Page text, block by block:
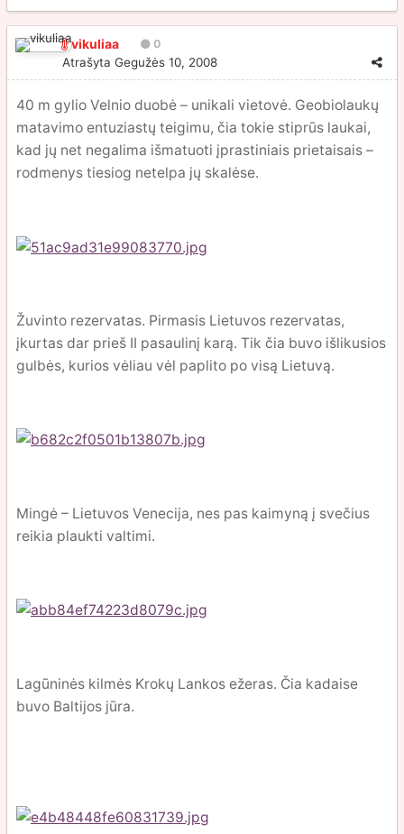
vikuliaa 0
Atrašyta Gegužės 10, 2008
40 m gylio Velnio duobė – unikali vietovė. Geobiolaukų
matavimo entuziastų teigimu, čia tokie stiprūs laukai,
kad jų net negalima išmatuoti įprastiniais prietaisais –
rodmenys tiesiog netelpa jų skalėse.
Žuvinto rezervatas. Pirmasis Lietuvos rezervatas,
įkurtas dar prieš II pasaulinį karą. Tik čia buvo išlikusios
gulbės, kurios vėliau vėl paplito po visą Lietuvą.
Mingė – Lietuvos Venecija, nes pas kaimyną į svečius
reikia plaukti valtimi.
Lagūninės kilmės Krokų Lankos ežeras. Čia kadaise
buvo Baltijos jūra.